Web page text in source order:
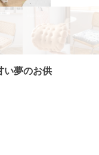
い夢のお供